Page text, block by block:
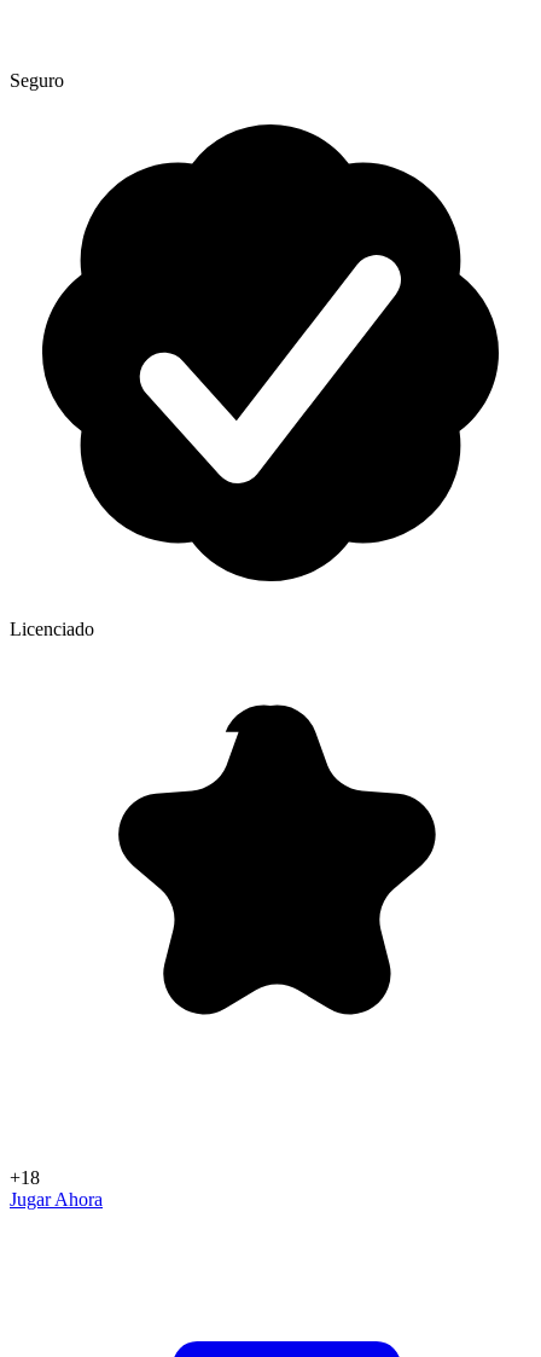
Seguro
Licenciado
+18
Jugar Ahora